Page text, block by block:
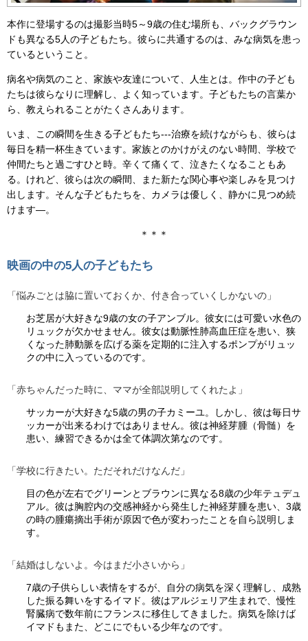
本作に登場するのは撮影当時5～9歳の住む場所も、バックグラウン
ドも異なる5人の子どもたち。彼らに共通するのは、みな病気を患っ
ているということ。
病名や病気のこと、家族や友達について、人生とは。作中の子ども
たちは彼らなりに理解し、よく知っています。子どもたちの言葉か
ら、教えられることがたくさんあります。
いま、この瞬間を生きる子どもたち---治療を続けながらも、彼らは
毎日を精一杯生きています。家族とのかけがえのない時間、学校で
仲間たちと過ごすひと時。辛くて痛くて、泣きたくなることもあ
る。けれど、彼らは次の瞬間、また新たな関心事や楽しみを見つけ
出します。そんな子どもたちを、カメラは優しく、静かに見つめ続
けます―。
＊＊＊
映画の中の5人の子どもたち
「悩みごとは脇に置いておくか、付き合っていくしかないの」
お芝居が大好きな9歳の女の子アンブル。彼女には可愛い水色の
リュックが欠かせません。彼女は動脈性肺高血圧症を患い、狭
くなった肺動脈を広げる薬を定期的に注入するポンプがリュッ
クの中に入っているのです。
「赤ちゃんだった時に、ママが全部説明してくれたよ」
サッカーが大好きな5歳の男の子カミーユ。しかし、彼は毎日サ
ッカーが出来るわけではありません。彼は神経芽腫（骨髄）を
患い、練習できるかは全て体調次第なのです。
「学校に行きたい。ただそれだけなんだ」
目の色が左右でグリーンとブラウンに異なる8歳の少年テュデュ
アル。彼は胸腔内の交感神経から発生した神経芽腫を患い、3歳
の時の腫瘍摘出手術が原因で色が変わったことを自ら説明しま
す。
「結婚はしないよ。今はまだ小さいから」
7歳の子供らしい表情をするが、自分の病気を深く理解し、成熟
した振る舞いをするイマド。彼はアルジェリア生まれで、慢性
腎臓病で数年前にフランスに移住してきました。病気を除けば
イマドもまた、どこにでもいる少年なのです。